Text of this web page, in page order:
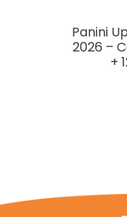
Panini
2026 –
+